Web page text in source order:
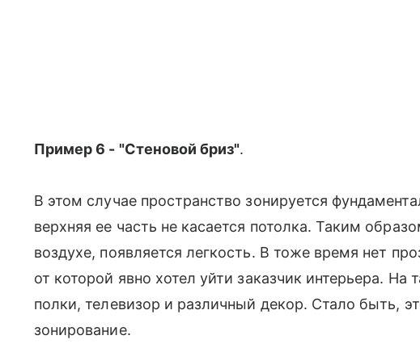
Пример 6 - "Стеновой бриз".
В этом случае пространство зонируется
верхняя ее часть не касается потолка. Таким
воздухе, появляется легкость. В тоже время нет
от которой явно хотел уйти заказчик интерьера. На
полки, телевизор и различный декор. Стало быть,
зонирование.